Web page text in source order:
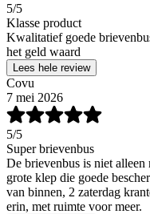
5/5
Klasse product
Kwalitatief goede
het geld waard
Lees hele review
Covu
7 mei 2026
5/5
Super brievenbus
De brievenbus is niet
grote klep die goede
van binnen, 2 zaterdag
erin, met ruimte voor meer.